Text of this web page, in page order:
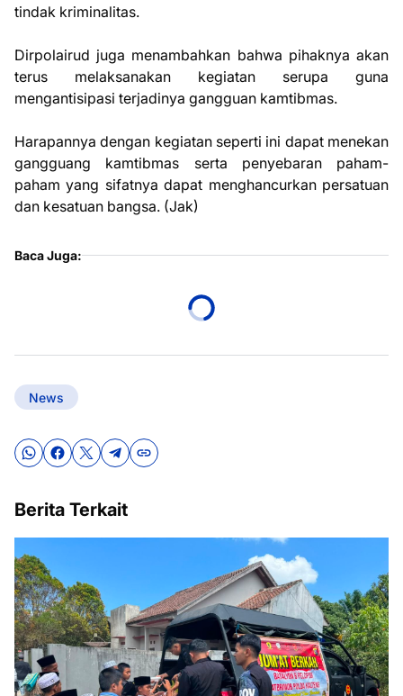
tindak kriminalitas.
Dirpolairud juga menambahkan bahwa pihaknya akan
terus melaksanakan kegiatan serupa guna
mengantisipasi terjadinya gangguan kamtibmas.
Harapannya dengan kegiatan seperti ini dapat menekan
gangguang kamtibmas serta penyebaran paham-
paham yang sifatnya dapat menghancurkan persatuan
dan kesatuan bangsa. (Jak)
Baca Juga:
News
Berita Terkait